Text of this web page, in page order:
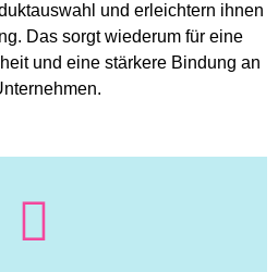
und erleichtern ihnen
Das sorgt wiederum für eine
und eine stärkere Bindung an